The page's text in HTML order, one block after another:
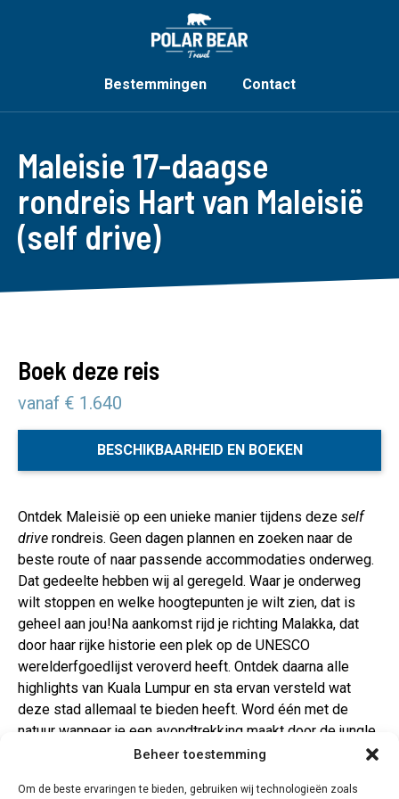
Beheer toestemming
Om de beste ervaringen te bieden, gebruiken wij technologieën zoals
Bestemmingen Contact
Maleisie 17-daagse
rondreis Hart van Maleisië
(self drive)
Boek deze reis
vanaf € 1.640
BESCHIKBAARHEID EN BOEKEN
Ontdek Maleisië op een unieke manier tijdens deze self
drive rondreis. Geen dagen plannen en zoeken naar de
beste route of naar passende accommodaties onderweg.
Dat gedeelte hebben wij al geregeld. Waar je onderweg
wilt stoppen en welke hoogtepunten je wilt zien, dat is
geheel aan jou!Na aankomst rijd je richting Malakka, dat
door haar rijke historie een plek op de UNESCO
werelderfgoedlijst veroverd heeft. Ontdek daarna alle
highlights van Kuala Lumpur en sta ervan versteld wat
deze stad allemaal te bieden heeft. Word één met de
natuur wanneer je een avondtrekking maakt door de jungle
van Taman Negara en struin door de theeplantages van de
George Town waar cultuur wordt afgewisseld met heerlijk